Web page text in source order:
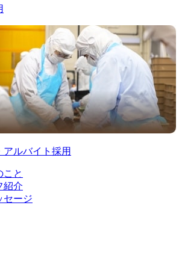
アルバイト採用
こと
紹介
セージ